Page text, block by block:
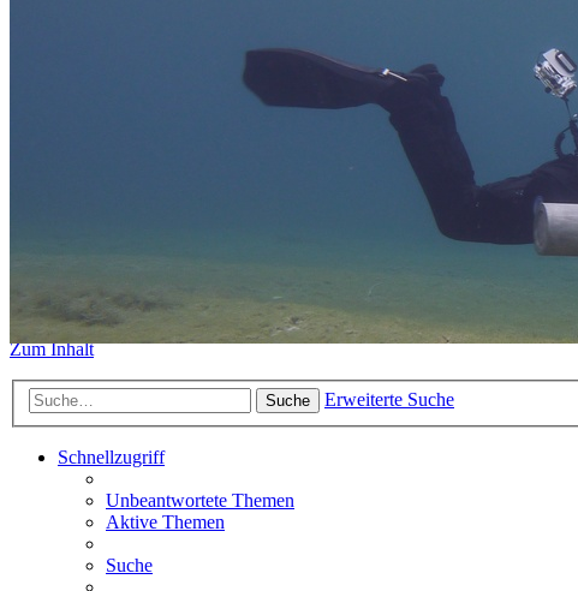
Das Sidemount-Forum ist auf
https://www.sidemount-forum.com
Das alte Forum hier existiert nur
Sidemount-Forum
Erlebe den Unterschied
Zum Inhalt
Suche Erweiterte Suche
Schnellzugriff
Unbeantwortete Themen
Aktive Themen
Suche